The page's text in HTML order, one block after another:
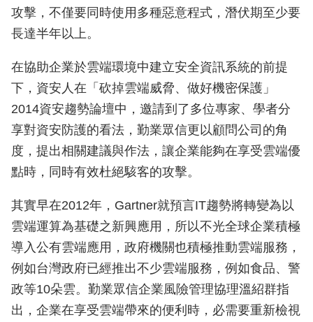
攻擊，不僅要同時使用多種惡意程式，潛伏期至少要
長達半年以上。
在協助企業於雲端環境中建立安全資訊系統的前提
下，資安人在「砍掉雲端威脅、做好機密保護」
2014資安趨勢論壇中，邀請到了多位專家、學者分
享對資安防護的看法，勤業眾信更以顧問公司的角
度，提出相關建議與作法，讓企業能夠在享受雲端優
點時，同時有效杜絕駭客的攻擊。
其實早在2012年，Gartner就預言IT趨勢將轉變為以
雲端運算為基礎之新興應用，所以不光全球企業積極
導入公有雲端應用，政府機關也積極推動雲端服務，
例如台灣政府已經推出不少雲端服務，例如食品、警
政等10朵雲。勤業眾信企業風險管理協理溫紹群指
出，企業在享受雲端帶來的便利時，必需要重新檢視